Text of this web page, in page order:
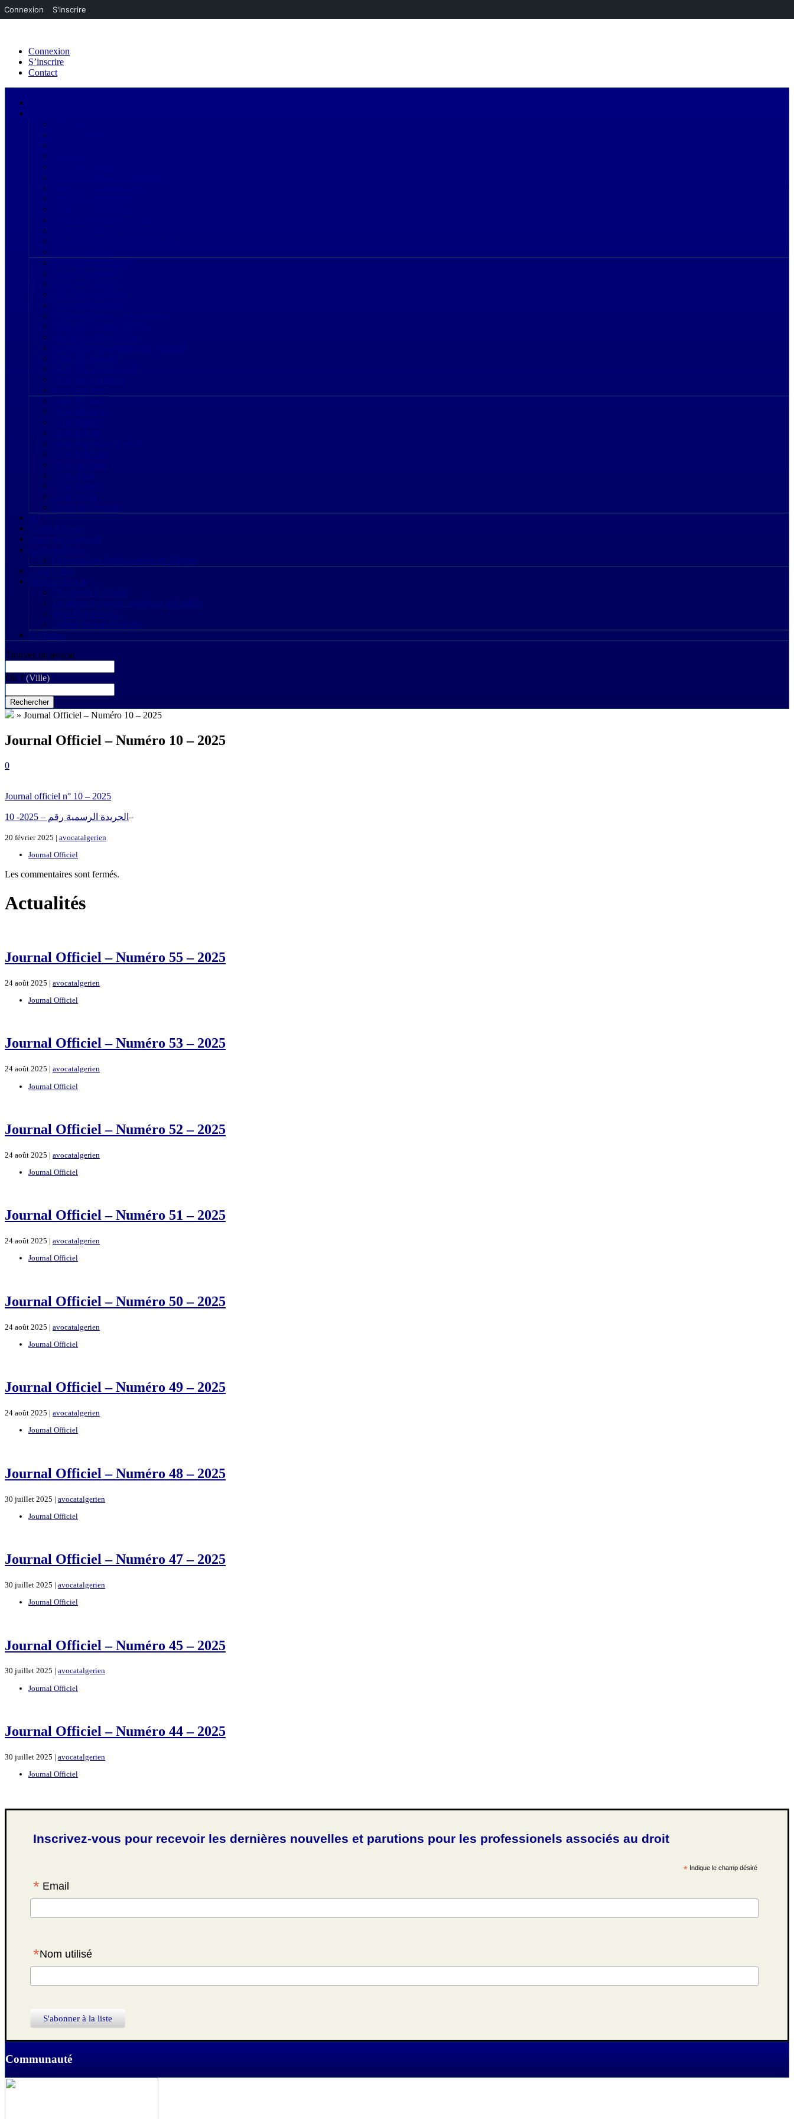
Connexion
S’inscrire
Contact
Droit maritime
Droit pénal
Droit routier
Droit social
Droits de l'homme
JO
Codes & Lois
Poser une Question
Carte Judiciaire
Organisation Juridictionelle en Algérie
Liens Utiles
Devenir Avocat
Profession d’avocat
Le métier d’avocat : quelques spécialités
Vous êtes avocat ?
Digital Avocat Algérien
À Propos
Trouvez un avocat
Où ? (Ville)
Rechercher
» Journal Officiel – Numéro 10 – 2025
Journal Officiel – Numéro 10 – 2025
0
Journal officiel n° 10 – 2025
1الجريدة الرسمية رقم – 2025- 0 –
20 février 2025 | avocatalgerien
Journal Officiel
Les commentaires sont fermés.
Actualités
Journal Officiel – Numéro 55 – 2025
24 août 2025 | avocatalgerien
Journal Officiel
Journal Officiel – Numéro 53 – 2025
24 août 2025 | avocatalgerien
Journal Officiel
Journal Officiel – Numéro 52 – 2025
24 août 2025 | avocatalgerien
Journal Officiel
Journal Officiel – Numéro 51 – 2025
24 août 2025 | avocatalgerien
Journal Officiel
Journal Officiel – Numéro 50 – 2025
24 août 2025 | avocatalgerien
Journal Officiel
Journal Officiel – Numéro 49 – 2025
24 août 2025 | avocatalgerien
Journal Officiel
Journal Officiel – Numéro 48 – 2025
30 juillet 2025 | avocatalgerien
Journal Officiel
Journal Officiel – Numéro 47 – 2025
30 juillet 2025 | avocatalgerien
Journal Officiel
Journal Officiel – Numéro 45 – 2025
30 juillet 2025 | avocatalgerien
Journal Officiel
Journal Officiel – Numéro 44 – 2025
30 juillet 2025 | avocatalgerien
Journal Officiel
Inscrivez-vous pour recevoir les dernières nouvelles et parutions pour les professionels associés au droit
*Indique le champ désiré
* Email
*Nom utilisé
Communauté
Connexion S'inscrire